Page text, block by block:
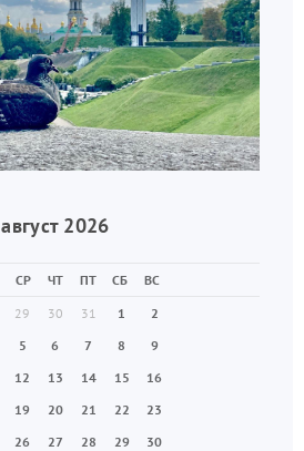
август 2026
СР ЧТ ПТ СБ
ВС
29 30 31 1
2
5 6 7 8
9
12 13 14 15
16
19 20 21 22
23
26 27 28 29
30